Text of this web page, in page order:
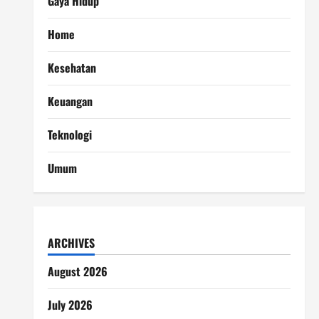
Home
Kesehatan
Keuangan
Teknologi
Umum
ARCHIVES
August 2026
July 2026